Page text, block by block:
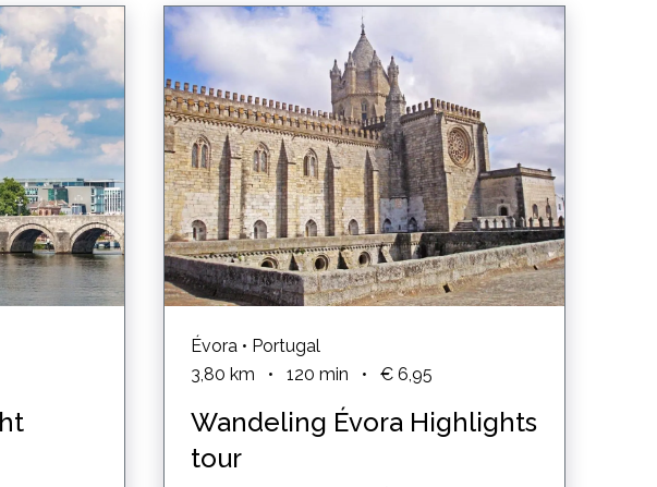
Évora • Portugal
3,80 km • 120 min • € 6,95
Wandeling Évora Highlights
tour